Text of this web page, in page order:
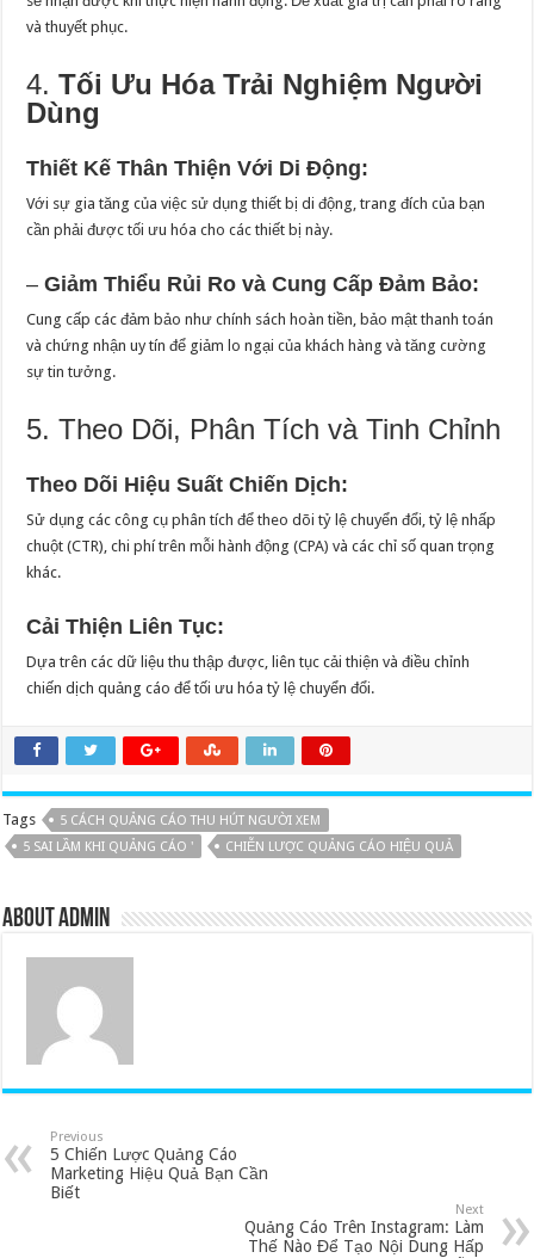
và thuyết phục.
4.Tối Ưu Hóa Trải Nghiệm Người
Dùng
Thiết Kế Thân Thiện Với Di Động:
Với sự gia tăng của việc sử dụng thiết bị di động, trang đích của bạn
cần phải được tối ưu hóa cho các thiết bị này.
–Giảm Thiểu Rủi Ro và Cung Cấp Đảm Bảo:
Cung cấp các đảm bảo như chính sách hoàn tiền, bảo mật thanh toán
và chứng nhận uy tín để giảm lo ngại của khách hàng và tăng cường
sự tin tưởng.
5. Theo Dõi, Phân Tích và Tinh Chỉnh
Theo Dõi Hiệu Suất Chiến Dịch:
Sử dụng các công cụ phân tích để theo dõi tỷ lệ chuyển đổi, tỷ lệ nhấp
chuột (CTR), chi phí trên mỗi hành động (CPA) và các chỉ số quan trọng
khác.
Cải Thiện Liên Tục:
Dựa trên các dữ liệu thu thập được, liên tục cải thiện và điều chỉnh
chiến dịch quảng cáo để tối ưu hóa tỷ lệ chuyển đổi.
Tags
5 CÁCH QUẢNG CÁO THU HÚT NGƯỜI XEM
5 SAI LẦM KHI QUẢNG CÁO '
CHIỄN LƯỢC QUẢNG CÁO HIỆU QUẢ
About admin
Previous
5 Chiến Lược Quảng Cáo
Marketing Hiệu Quả Bạn Cần
Biết
Next
Quảng Cáo Trên Instagram: Làm
Thế Nào Để Tạo Nội Dung Hấp